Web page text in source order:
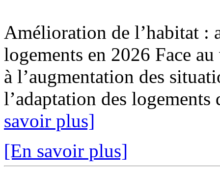
Amélioration de l’habitat :
logements en 2026 Face
à l’augmentation des
l’adaptation des
savoir plus]
[En savoir plus]